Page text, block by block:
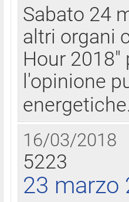
Sabato 24
altri organi
Hour 2018"
l'opinione
16/03/2018
5223
23 marzo